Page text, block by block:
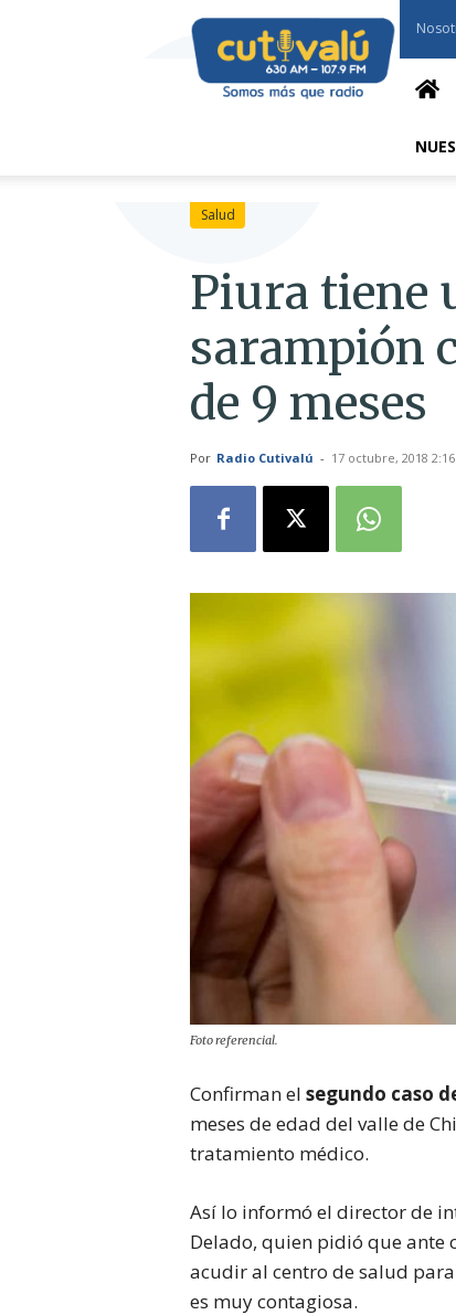
Cutivalú
Piura
Salud
Piura tiene
sarampión
de 9 meses
Por Radio Cutivalú - 17 octubre, 2018
Foto referencial.
Confirman el segundo caso
meses de edad del valle de
tratamiento médico.
Así lo informó el director de
Delado, quien pidió que ante
acudir al centro de salud
es muy contagiosa.